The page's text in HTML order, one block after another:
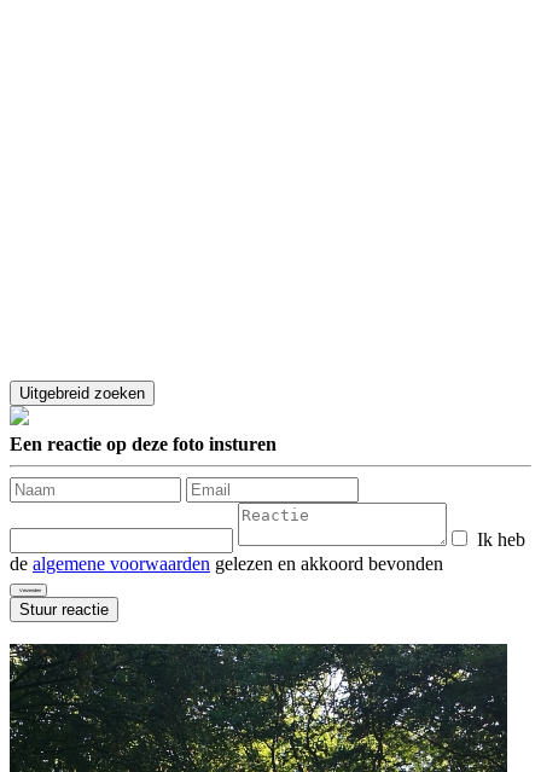
Een reactie op deze foto insturen
Ik heb
de algemene voorwaarden gelezen en akkoord bevonden